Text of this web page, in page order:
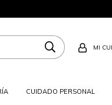
CUIDADO PERSONAL